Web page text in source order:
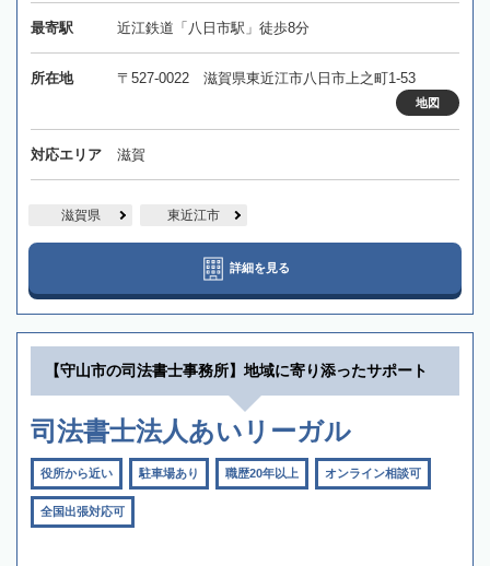
最寄駅 近江鉄道「八日市駅」徒歩8分
所在地 〒527-0022 滋賀県東近江市八日市上之町1-53
地図
対応エリア 滋賀
滋賀県 東近江市
詳細を見る
【守山市の司法書士事務所】地域に寄り添ったサポート
司法書士法人あいリーガル
役所から近い 駐車場あり 職歴20年以上 オンライン相談可
全国出張対応可